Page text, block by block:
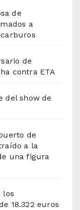
de
a
de
contra ETA
del show de
de
a la
una figura
los
18.322 euros